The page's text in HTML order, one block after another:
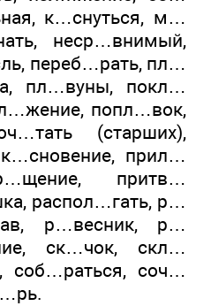
к…снуться, м…
неср…внимый,
переб…рать, пл…
пл…вуны, покл…
попл…вок,
(старших),
прил…
притв…
распол…гать, р…
р…весник, р…
ск…чок, скл…
соб…раться, соч…